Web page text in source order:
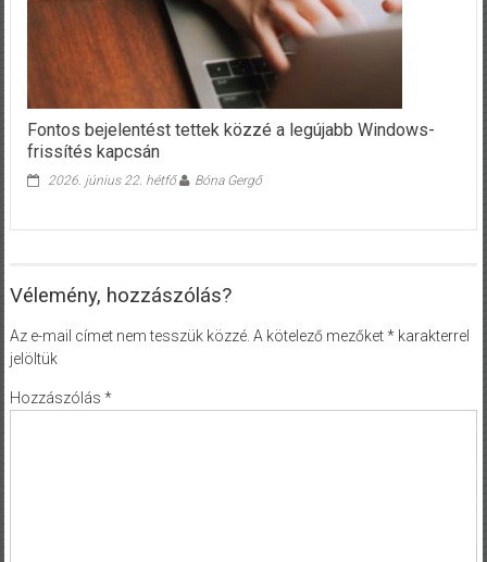
Fontos bejelentést tettek közzé a legújabb Windows-
frissítés kapcsán
2026. június 22. hétfő Bóna Gergő
Vélemény, hozzászólás?
Az e-mail címet nem tesszük közzé. A kötelező mezőket*karakterrel
jelöltük
Hozzászólás *